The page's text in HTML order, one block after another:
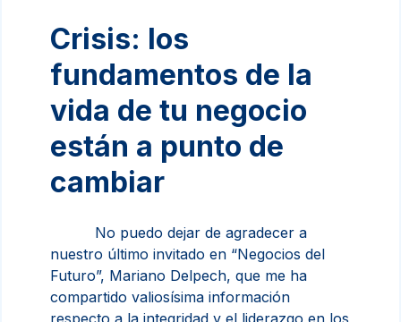
Crisis: los
fundamentos de la
vida de tu negocio
están a punto de
cambiar
No puedo dejar de agradecer a
nuestro último invitado en “Negocios del
Futuro”, Mariano Delpech, que me ha
compartido valiosísima información
respecto a la integridad y el liderazgo en los